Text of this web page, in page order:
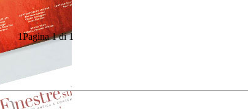
1Pagina 1 di 1